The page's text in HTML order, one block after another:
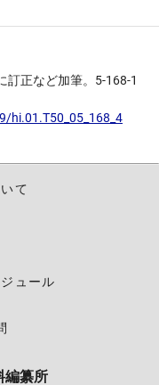
訂正など加筆。5-168-1
hi.01.T50_05_168_4
て
ュール
編纂所